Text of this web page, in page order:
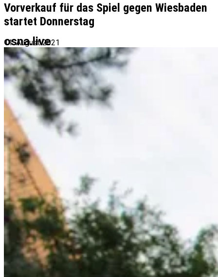
osna.live
Vorverkauf für das Spiel gegen Wiesbaden
startet Donnerstag
11. August 2021